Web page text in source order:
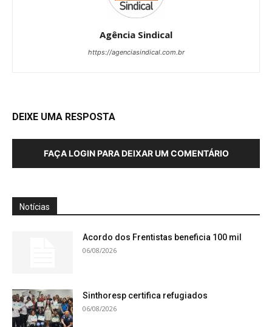
Agência Sindical
https://agenciasindical.com.br
DEIXE UMA RESPOSTA
FAÇA LOGIN PARA DEIXAR UM COMENTÁRIO
Notícias
Acordo dos Frentistas beneficia 100 mil
06/08/2026
Sinthoresp certifica refugiados
06/08/2026